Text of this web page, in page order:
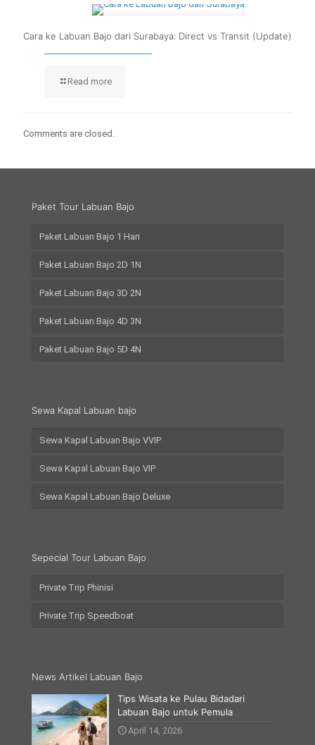
Cara ke Labuan Bajo dari Surabaya: Direct vs Transit (Update)
Read more
Comments are closed.
Paket Tour Labuan Bajo
Paket Labuan Bajo 1 Hari
Paket Labuan Bajo 2D 1N
Paket Labuan Bajo 3D 2N
Paket Labuan Bajo 4D 3N
Paket Labuan Bajo 5D 4N
Sewa Kapal Labuan bajo
Sewa Kapal Labuan Bajo VVIP
Sewa Kapal Labuan Bajo VIP
Sewa Kapal Labuan Bajo Deluxe
Sepecial Tour Labuan Bajo
Private Trip Phinisi
Private Trip Speedboat
News Artikel Labuan Bajo
Tips Wisata ke Pulau Bidadari
Labuan Bajo untuk Pemula
April 14, 2026